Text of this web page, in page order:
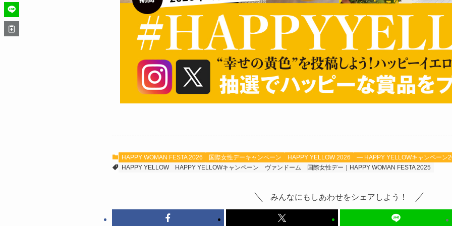
HAPPY WOMAN FESTA 2026 国際女性デーキャンペーン HAPPY YELLOW 2026
— HAPPY YELLOWキャンペーン
HAPPY YELLOW
HAPPY YELLOWキャンペーン ヴァンドーム 国際女性デー｜HAPPY WOMAN FESTA 2025
みんなにもしあわせをシェアしよう！